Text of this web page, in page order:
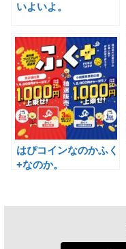
いよいよ。
はぴコインなのかふく
+なのか。